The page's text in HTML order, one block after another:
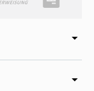
arrow_drop_down
arrow_drop_down